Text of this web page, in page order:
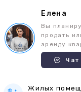
Елена
Вы
продать
аренду
Чат
Жилых